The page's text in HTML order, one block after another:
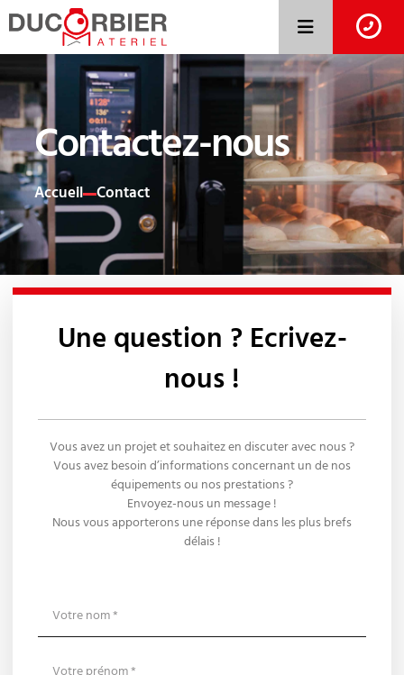
Contactez-nous
Accueil Contact
Une question ? Ecrivez-
nous !
Vous avez un projet et souhaitez en discuter avec nous ?
Vous avez besoin d’informations concernant un de nos
équipements ou nos prestations ?
Envoyez-nous un message !
Nous vous apporterons une réponse dans les plus brefs
délais !